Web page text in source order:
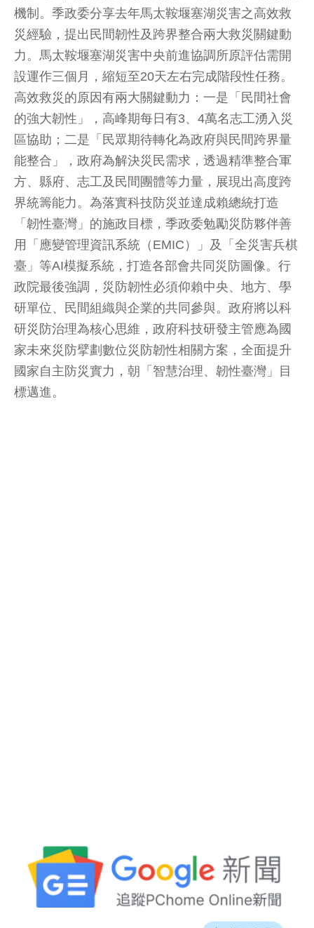
機制。季政委分享去年馬太鞍堰塞湖災害之高效救
災經驗，提出民間韌性及跨界整合兩大救災關鍵動
力。馬太鞍堰塞湖災害中央前進協調所原評估需開
設運作三個月，縮短至20天左右完成階段性任務。
高效救災的原因有兩大關鍵動力：一是「民間社會
的強大韌性」，高峰期每日有3、4萬名志工湧入災
區協助；二是「民眾期待轉化為政府與民間跨界量
能整合」，政府為解決災民需求，透過精準整合軍
方、縣府、志工及民間團體等力量，展現出高度跨
界統籌能力。為落實科技防災並達成賴總統打造
「韌性臺灣」的施政目標，季政委勉勵災防夥伴善
用「應變管理資訊系統（EMIC）」及「全災害兵棋
臺」等AI模擬系統，打造各部會共同災防圖像。行
政院最後強調，災防韌性必須仰賴中央、地方、學
研單位、民間組織與企業的共同參與。政府將以科
研災防治理為核心思維，政府科技研發主管應為國
家未來災防擘劃數位災防韌性相關方案，全面提升
國家自主防災實力，朝「智慧治理、韌性臺灣」目
標邁進。